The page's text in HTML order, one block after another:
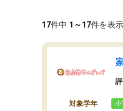
17件中 1～17件を表示
対象学年 小